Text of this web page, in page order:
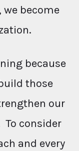
we become
because
those
our
consider
and every